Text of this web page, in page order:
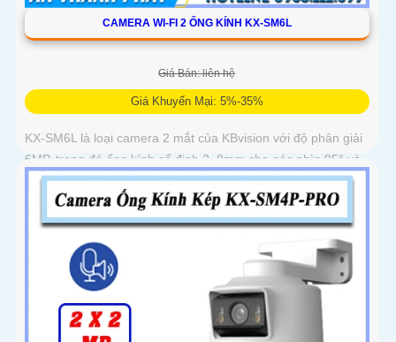
CAMERA WI-FI 2 ỐNG KÍNH KX-SM6L
Giá Bán: liên hệ
Giá Khuyến Mại: 5%-35%
KX-SM6L là loại camera 2 mắt của KBvision với độ phân giải
6MP, trong đó ống kính cố định 2. 8mm cho góc nhìn 95° và
ống kính quay quét 6mm điều khiển từ xa góc ngang 352°